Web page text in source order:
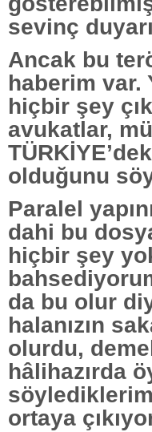
sevinç
Ancak bu
haberim var.
hiçbir şey
avukatlar,
olduğunu
Paralel
dahi bu
hiçbir şey
da bu olur
halanızın
olurdu,
hâlihazırda
ortaya